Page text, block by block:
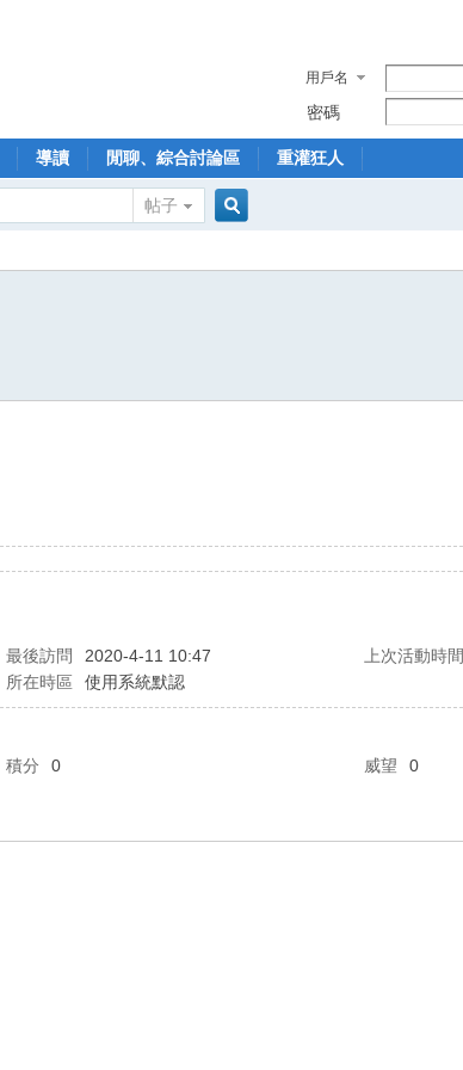
用戶名
密碼
導讀 閒聊、綜合討論區 重灌狂人
帖子
最後訪問 2020-4-11 10:47 上次活動時間
所在時區 使用系統默認
積分 0 威望
0